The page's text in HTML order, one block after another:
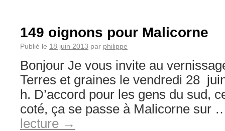
149 oignons pour Malicorne
Publié le 18 juin 2013 par philippe
Bonjour Je vous invite au
Terres et graines le vendredi 28
h. D’accord pour les gens du sud,
coté, ça se passe à Malicorne sur
lecture →